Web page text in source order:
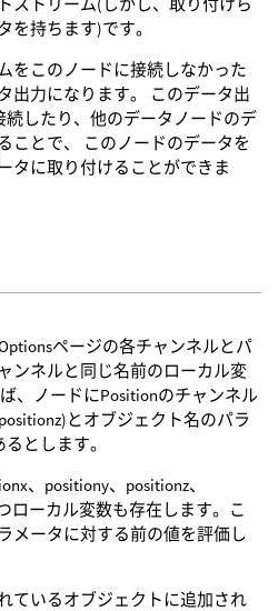
を持ちます)です。
をこのノードに接続しなかった
出力になります。 このデータ出
続したり、他のデータノードのデ
ことで、 このノードのデータを
タに取り付けることができま
ページの各チャンネルとパ
ンネルと同じ名前のローカル変
、ノードにPositionのチャンネル
とオブジェクト名のパラ
とします。
、positiony、positionz、
ローカル変数も存在します。こ
メータに対する前の値を評価し
ているオブジェクトに追加され